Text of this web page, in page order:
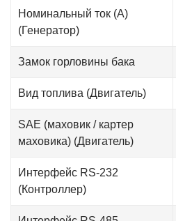
Номинальный ток (А)
(Генератор)
Замок горловины бака
Вид топлива (Двигатель)
SAE (маховик / картер
маховика) (Двигатель)
Интерфейс RS-232
(Контроллер)